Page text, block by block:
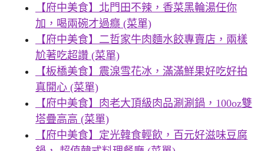
【府中美食】北門田不辣，香菜黑輪湯任你
加，喝兩碗才過癮 (菜單)
【府中美食】二哲家牛肉麵水餃專賣店，兩樣
尬著吃超讚 (菜單)
【板橋美食】震湶雪花冰，滿滿鮮果好吃好拍
真開心 (菜單)
【府中美食】肉老大頂級肉品涮涮鍋，100oz雙
塔疊高高 (菜單)
【府中美食】定光韓食輕飲，百元好滋味豆腐